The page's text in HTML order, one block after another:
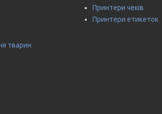
тварин
Принтери чеків
Принтери етикеток